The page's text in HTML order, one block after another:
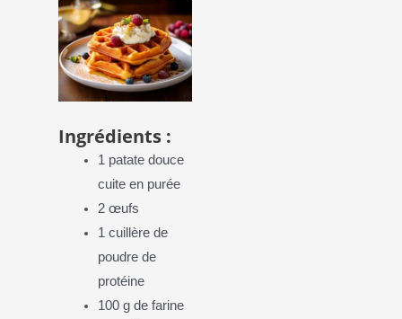
Ingrédients :
1 patate douce
cuite en purée
2 œufs
1 cuillère de
poudre de
protéine
100 g de farine